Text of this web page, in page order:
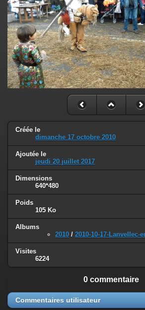
Créée le
dimanche 17 octobre 2010
Ajoutée le
jeudi 20 juillet 2017
Dimensions
640*480
Poids
105 Ko
Albums
2010 / 2010-10-17-Lanvellec-
Visites
6224
0 commentaire
Commentaires utilisateur